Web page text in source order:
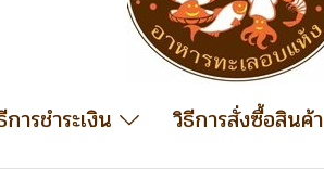
การชำระเงิน วิธีการสั่งซื้อสินค้า